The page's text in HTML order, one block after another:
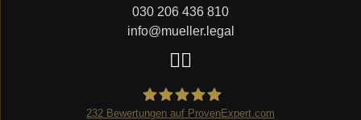
030 206 436 810
info@mueller.legal
232 Bewertungen auf ProvenExpert.com